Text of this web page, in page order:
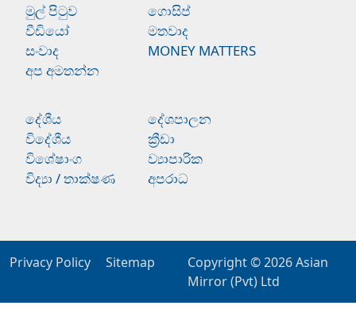
මුල් පිටුව
ගොසිප්
වීඩියෝ
මතවාද
සංවාද
MONEY MATTERS
අප අමතන්න
දේශීය
දේශපාලන
විදේශීය
ක්‍රීඩා
විශේෂාංග
ව්‍යාපාරික
විද්‍යා / තාක්ෂණ
අපරාධ
Privacy Policy Sitemap Copyright © 2026Asian
Mirror (Pvt) Ltd